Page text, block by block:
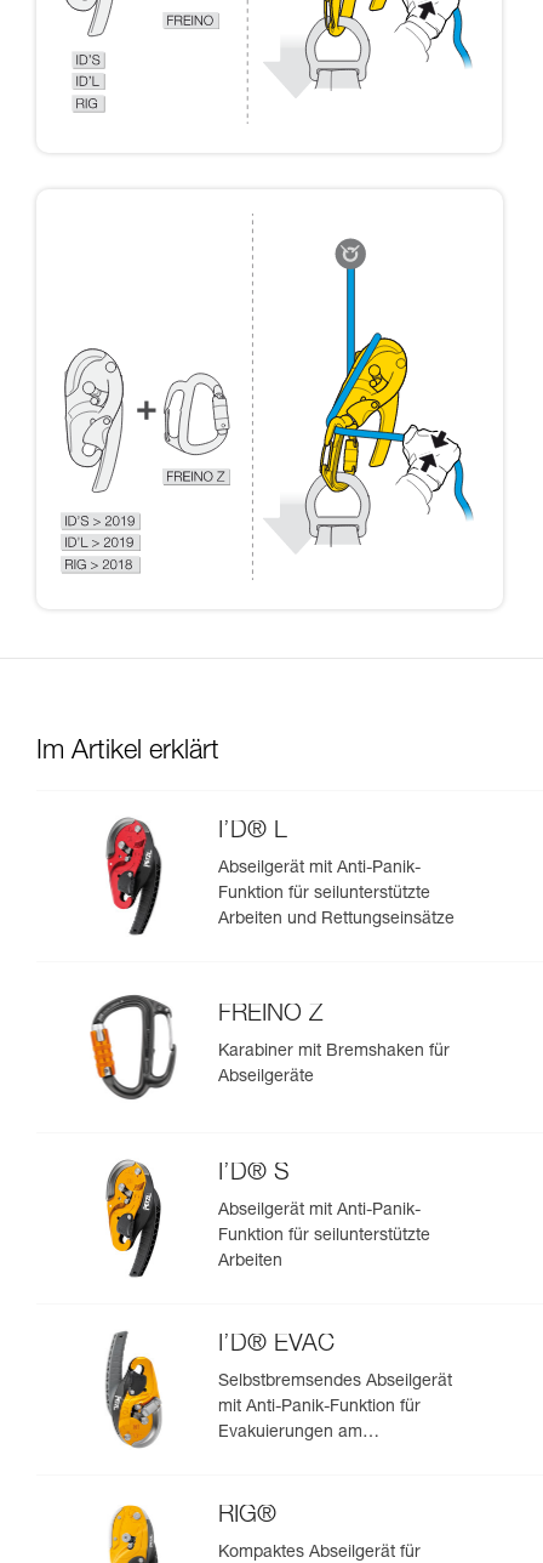
Im Artikel erklärt
I’D® L
Abseilgerät mit Anti-Panik-
Funktion für seilunterstützte
Arbeiten und Rettungseinsätze
FREINO Z
Karabiner mit Bremshaken für
Abseilgeräte
I’D® S
Abseilgerät mit Anti-Panik-
Funktion für seilunterstützte
Arbeiten
I’D® EVAC
Selbstbremsendes Abseilgerät
mit Anti-Panik-Funktion für
Evakuierungen am
RIG®
Kompaktes Abseilgerät für